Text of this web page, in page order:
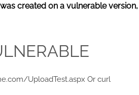
created on a vulnerable
UploadTest.aspx Or curl